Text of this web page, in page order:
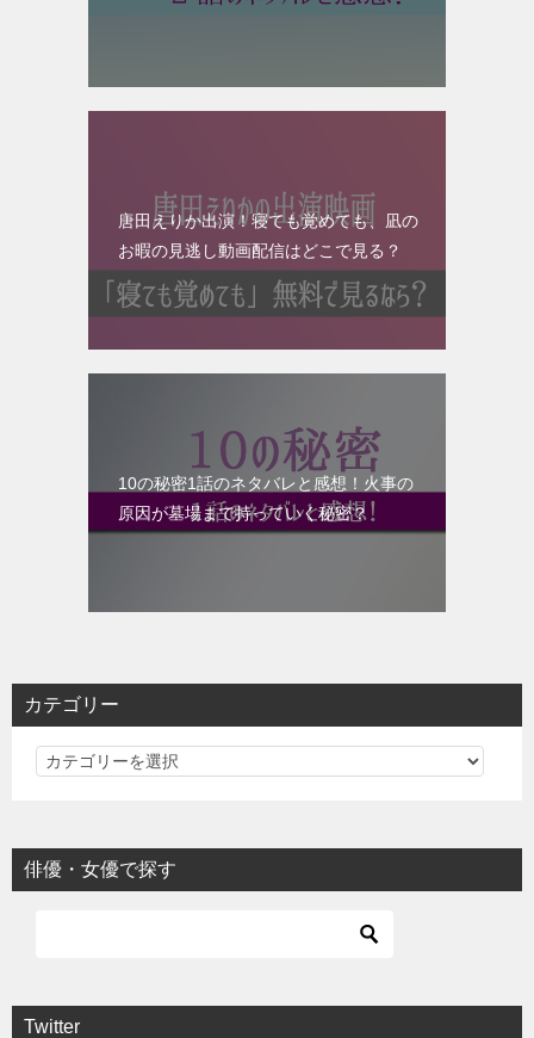
唐田えりか出演！寝ても覚めても、凪の
お暇の見逃し動画配信はどこで見る？
10の秘密1話のネタバレと感想！火事の
原因が墓場まで持っていく秘密？
カテゴリー
カ
リ
ー
俳優・女優で探す
Twitter